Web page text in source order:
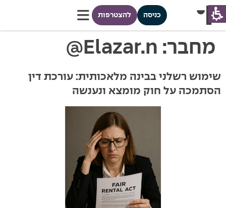
כניסה להצטרפות
מחבר: Elazar.n@
שימוש רשלני בבינה מלאכותית: עורכת דין
הסתמכה על חוק מומצא ונענשה